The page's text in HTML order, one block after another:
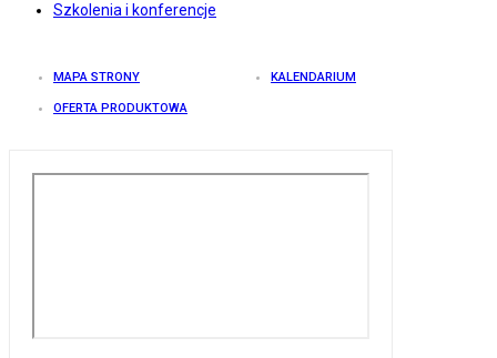
Szkolenia i konferencje
MAPA STRONY KALENDARIUM
OFERTA PRODUKTOWA